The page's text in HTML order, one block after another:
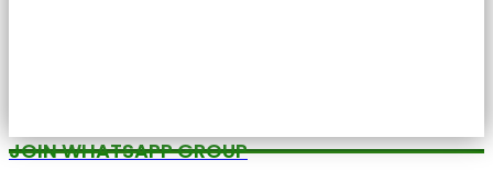
JOIN WHATSAPP GROUP